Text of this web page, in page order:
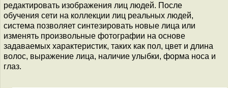
редактировать изображения лиц людей. После
обучения сети на коллекции лиц реальных людей,
система позволяет синтезировать новые лица или
изменять произвольные фотографии на основе
задаваемых характеристик, таких как пол, цвет и длина
волос, выражение лица, наличие улыбки, форма носа и
глаз.